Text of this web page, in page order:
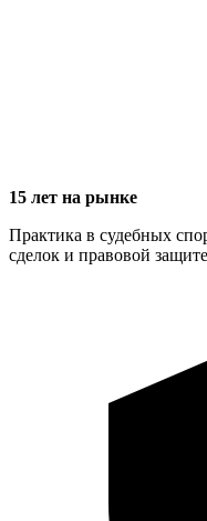
15 лет на рынке
Практика в судебных
сделок и правовой